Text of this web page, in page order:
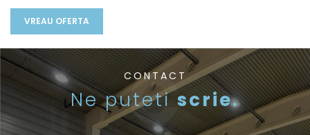
CONTACT
Ne putetiscrie.